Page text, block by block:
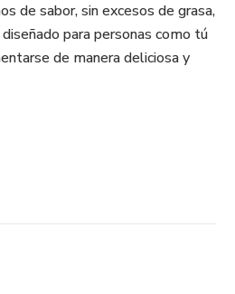
de sabor, sin excesos de grasa,
para personas como tú
de manera deliciosa y